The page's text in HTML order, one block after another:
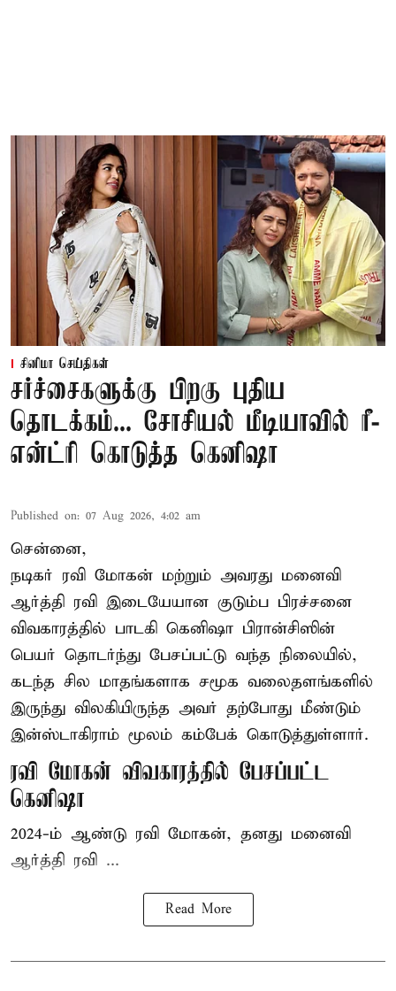
சினிமா செய்திகள்
சர்ச்சைகளுக்கு பிறகு புதிய
தொடக்கம்... சோசியல் மீடியாவில் ரீ-
என்ட்ரி கொடுத்த கெனிஷா
Published on: 07 Aug 2026, 4:02 am
சென்னை,
நடிகர் ரவி மோகன் மற்றும் அவரது மனைவி
ஆர்த்தி ரவி இடையேயான குடும்ப பிரச்சனை
விவகாரத்தில் பாடகி கெனிஷா பிரான்சிஸின்
பெயர் தொடர்ந்து பேசப்பட்டு வந்த நிலையில்,
கடந்த சில மாதங்களாக சமூக வலைதளங்களில்
இருந்து விலகியிருந்த அவர் தற்போது மீண்டும்
இன்ஸ்டாகிராம் மூலம் கம்பேக் கொடுத்துள்ளார்.
ரவி மோகன் விவகாரத்தில் பேசப்பட்ட
கெனிஷா
2024-ம் ஆண்டு ரவி மோகன், தனது மனைவி
ஆர்த்தி ரவி ...
Read More